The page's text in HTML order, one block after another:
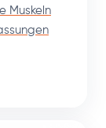
Muskeln